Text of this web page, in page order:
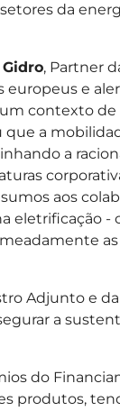
da
, Partner
e
contexto
que a
a
aos
-
Adjunto e
a
do